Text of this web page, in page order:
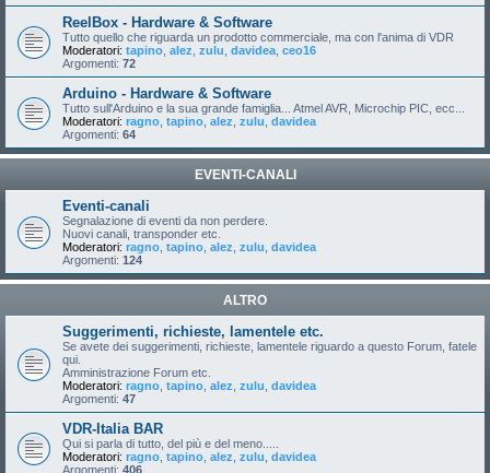
ReelBox - Hardware & Software
Tutto quello che riguarda un prodotto commerciale, ma con l'anima di VDR
Moderatori: tapino alez zulu davidea ceo16
Argomenti: 72
Arduino - Hardware & Software
Tutto sull'Arduino e la sua grande famiglia... Atmel AVR, Microchip PIC, ecc...
Moderatori: ragno tapino alez zulu davidea
Argomenti: 64
EVENTI-CANALI
Eventi-canali
Segnalazione di eventi da non perdere.
Nuovi canali, transponder etc.
Moderatori: ragno tapino alez zulu davidea
Argomenti: 124
ALTRO
Suggerimenti, richieste, lamentele etc.
Se avete dei suggerimenti, richieste, lamentele riguardo a questo Forum, fatele
qui.
Amministrazione Forum etc.
Moderatori: ragno tapino alez zulu davidea
Argomenti: 47
VDR-Italia BAR
Qui si parla di tutto, del più e del meno.....
Moderatori: ragno tapino alez zulu davidea
Argomenti: 406